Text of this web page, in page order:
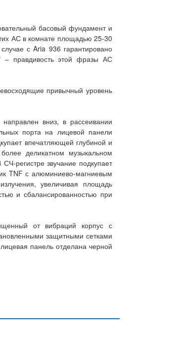
басовый фундамент и
АС в комнате площадью 25-30
с Aria 936 гарантировано
– правдивость этой фразы АС
привычный уровень
вниз, в рассеивании
порта на лицевой панели
впечатляющей глубиной и
деликатном музыкальном
регистре звучание подкупает
TNF с алюминиево-магниевым
увеличивая площадь
и сбалансированностью при
от вибраций корпус с
защитными сетками
панель отделана черной